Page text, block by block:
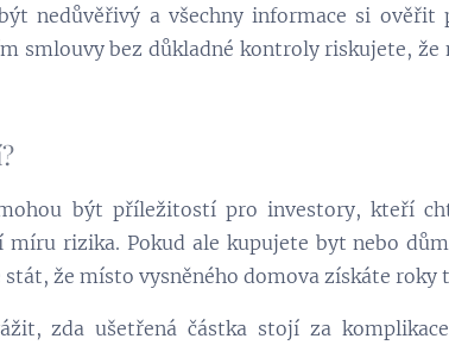
nedůvěřivý a všechny informace si
smlouvy bez důkladné kontroly riskujete,
být příležitostí pro investory, kteří
rizika. Pokud ale kupujete byt nebo
stát, že místo vysněného domova získáte
zda ušetřená částka stojí za